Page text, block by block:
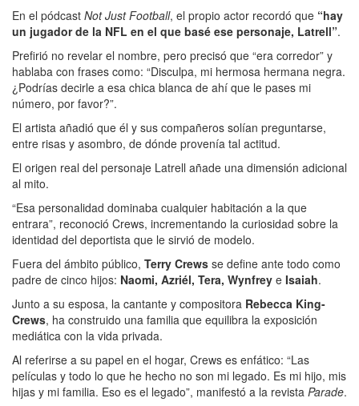
En el pódcast Not Just Football, el propio actor recordó que “hay
un jugador de la NFL en el que basé ese personaje, Latrell”.
Prefirió no revelar el nombre, pero precisó que “era corredor” y
hablaba con frases como: “Disculpa, mi hermosa hermana negra.
¿Podrías decirle a esa chica blanca de ahí que le pases mi
número, por favor?”.
El artista añadió que él y sus compañeros solían preguntarse,
entre risas y asombro, de dónde provenía tal actitud.
El origen real del personaje Latrell añade una dimensión adicional
al mito.
“Esa personalidad dominaba cualquier habitación a la que
entrara”, reconoció Crews, incrementando la curiosidad sobre la
identidad del deportista que le sirvió de modelo.
Fuera del ámbito público, Terry Crews se define ante todo como
padre de cinco hijos: Naomi, Azriél, Tera, Wynfrey e Isaiah.
Junto a su esposa, la cantante y compositora Rebecca King-
Crews, ha construido una familia que equilibra la exposición
mediática con la vida privada.
Al referirse a su papel en el hogar, Crews es enfático: “Las
películas y todo lo que he hecho no son mi legado. Es mi hijo, mis
hijas y mi familia. Eso es el legado”, manifestó a la revista Parade.